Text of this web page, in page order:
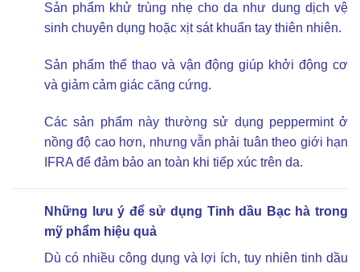
Sản phẩm khử trùng nhẹ cho da như dung dịch vệ
sinh chuyên dụng hoặc xịt sát khuẩn tay thiên nhiên.
Sản phẩm thể thao và vận động giúp khởi động cơ
và giảm cảm giác căng cứng.
Các sản phẩm này thường sử dụng peppermint ở
nồng độ cao hơn, nhưng vẫn phải tuân theo giới hạn
IFRA để đảm bảo an toàn khi tiếp xúc trên da.
Những lưu ý để sử dụng Tinh dầu Bạc hà trong
mỹ phẩm hiệu quả
Dù có nhiều công dụng và lợi ích, tuy nhiên tinh dầu